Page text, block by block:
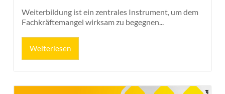
Weiterbildung ist ein zentrales Instrument, um dem
Fachkräftemangel wirksam zu begegnen...
Weiterlesen